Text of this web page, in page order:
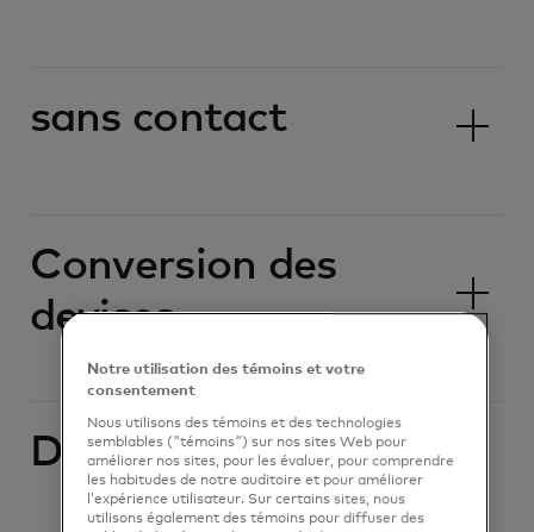
sans contact
Conversion des
devises
Devises étrangères
Notre utilisation des témoins et votre
consentement
Nous utilisons des témoins et des technologies
semblables ("témoins") sur nos sites Web pour
améliorer nos sites, pour les évaluer, pour comprendre
les habitudes de notre auditoire et pour améliorer
l’expérience utilisateur. Sur certains sites, nous
utilisons également des témoins pour diffuser des